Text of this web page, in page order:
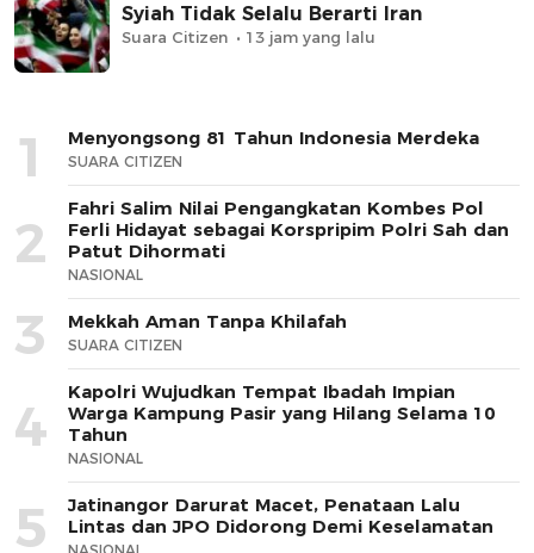
Syiah Tidak Selalu Berarti Iran
Suara Citizen 13 jam yang lalu
1 Menyongsong 81 Tahun Indonesia Merdeka
SUARA CITIZEN
2
Fahri Salim Nilai Pengangkatan Kombes Pol
Ferli Hidayat sebagai Korspripim Polri Sah dan
Patut Dihormati
NASIONAL
3 Mekkah Aman Tanpa Khilafah
SUARA CITIZEN
4
Kapolri Wujudkan Tempat Ibadah Impian
Warga Kampung Pasir yang Hilang Selama 10
Tahun
NASIONAL
5
Jatinangor Darurat Macet, Penataan Lalu
Lintas dan JPO Didorong Demi Keselamatan